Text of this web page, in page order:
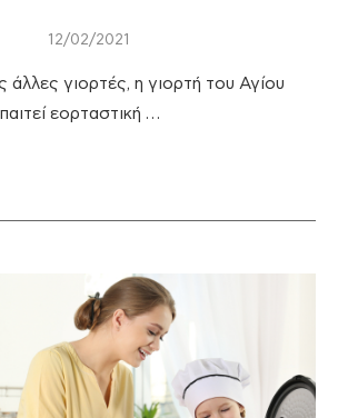
12/02/2021
άλλες γιορτές, η γιορτή του Αγίου
εορταστική …